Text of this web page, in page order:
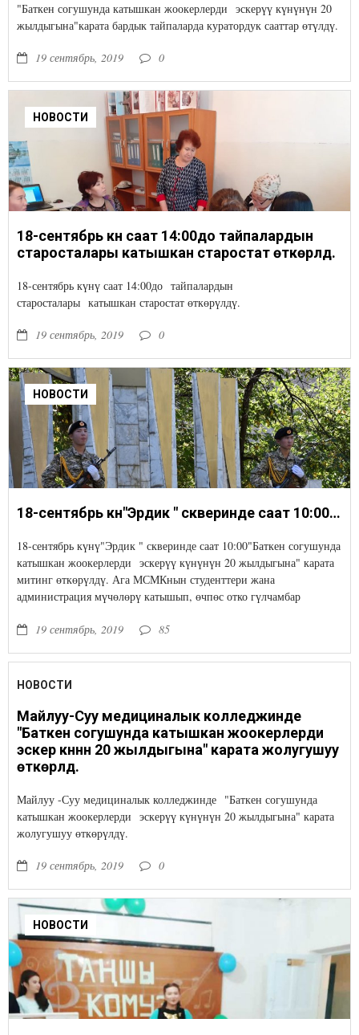
"Баткен согушунда катышкан жоокерлерди эскерүү күнүнүн 20
жылдыгына"карата бардык тайпаларда куратордук сааттар өтүлдү.
19 сентябрь, 2019 0
НОВОСТИ
18-сентябрь күнү саат 14:00до тайпалардын
старосталары катышкан старостат өткөрүлдү.
18-сентябрь күнү саат 14:00до тайпалардын
старосталары катышкан старостат өткөрүлдү.
19 сентябрь, 2019 0
НОВОСТИ
18-сентябрь күнү"Эрдик " скверинде саат 10:00"Баткен согушунда катышкан жоокерлерди эскерүү күнүнүн 20 жылдыгына" карата митинг өткөрүлдү.
18-сентябрь күнү"Эрдик " скверинде саат 10:00"Баткен согушунда
катышкан жоокерлерди эскерүү күнүнүн 20 жылдыгына" карата
митинг өткөрүлдү. Ага МСМКнын студенттери жана
администрация мүчөлөрү катышып, өчпөс отко гүлчамбар
19 сентябрь, 2019
85
НОВОСТИ
Майлуу-Суу медициналык колледжинде
"Баткен согушунда катышкан жоокерлерди
эскерүү күнүнүн 20 жылдыгына" карата жолугушуу
өткөрүлдү.
Майлуу -Суу медициналык колледжинде "Баткен согушунда
катышкан жоокерлерди эскерүү күнүнүн 20 жылдыгына" карата
жолугушуу өткөрүлдү.
19 сентябрь, 2019 0
НОВОСТИ